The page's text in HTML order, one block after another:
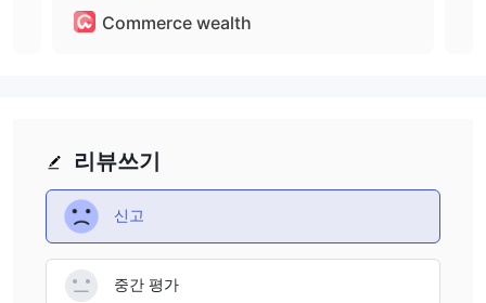
Commerce wealth
리뷰쓰기
신고
중간 평가